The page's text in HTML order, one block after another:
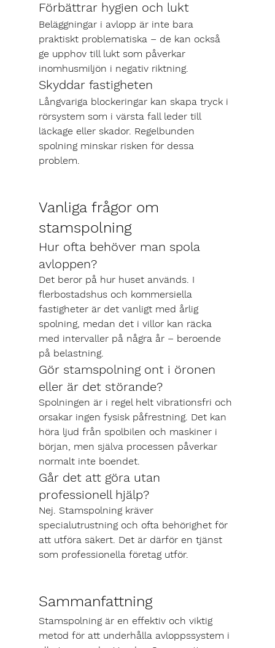
Förbättrar hygien och lukt
Beläggningar i avlopp är inte bara
praktiskt problematiska – de kan också
ge upphov till lukt som påverkar
inomhusmiljön i negativ riktning.
Skyddar fastigheten
Långvariga blockeringar kan skapa tryck i
rörsystem som i värsta fall leder till
läckage eller skador. Regelbunden
spolning minskar risken för dessa
problem.
Vanliga frågor om
stamspolning
Hur ofta behöver man spola
avloppen?
Det beror på hur huset används. I
flerbostadshus och kommersiella
fastigheter är det vanligt med årlig
spolning, medan det i villor kan räcka
med intervaller på några år – beroende
på belastning.
Gör stamspolning ont i öronen
eller är det störande?
Spolningen är i regel helt vibrationsfri och
orsakar ingen fysisk påfrestning. Det kan
höra ljud från spolbilen och maskiner i
början, men själva processen påverkar
normalt inte boendet.
Går det att göra utan
professionell hjälp?
Nej. Stamspolning kräver
specialutrustning och ofta behörighet för
att utföra säkert. Det är därför en tjänst
som professionella företag utför.
Sammanfattning
Stamspolning är en effektiv och viktig
metod för att underhålla avloppssystem i